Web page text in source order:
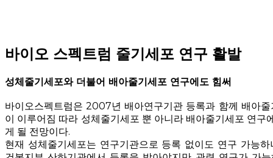
바이오 스펙트럼 줄기세포 연구 활발
성체줄기세포와 더불어 배아줄기세포 연구에도 힘써
바이오스펙트럼은 2007년 배아연구기관 등록과 함께 배아
이 이루어짐 따라 성체줄기세포 뿐 아니라 배아줄기세포 연구
게 될 전망이다.
현재 성체줄기세포는 연구기관으로 등록 없이도 연구 가능